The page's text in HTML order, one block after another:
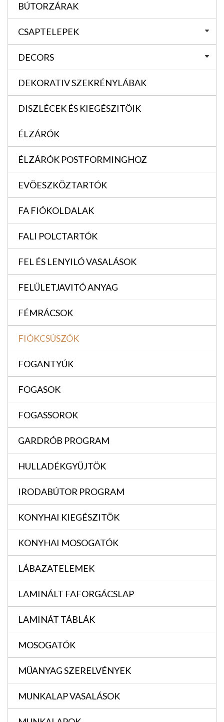
BÚTORZÁRAK
CSAPTELEPEK
DECORS
DEKORATIV SZEKRÉNYLÁBAK
DISZLÉCEK ÉS KIEGÉSZITÖIK
ÉLZÁRÓK
ÉLZÁRÓK POSTFORMINGHOZ
EVÖESZKÖZTARTÓK
FA FIÓKOLDALAK
FALI POLCTARTÓK
FEL ÉS LENYILÓ VASALÁSOK
FELÜLETJAVITÓ ANYAG
FÉMRÁCSOK
FIÓKCSÚSZÓK
FOGANTYÚK
FOGASOK
FOGASSOROK
GARDRÓB PROGRAM
HULLADÉKGYÜJTÖK
IRODABÚTOR PROGRAM
KONYHAI KIEGÉSZITÖK
KONYHAI MOSOGATÓK
LÁBAZATELEMEK
LAMINÁLT FAFORGÁCSLAP
LAMINÁT TÁBLÁK
MOSOGATÓK
MÜANYAG SZERELVÉNYEK
MUNKALAP VASALÁSOK